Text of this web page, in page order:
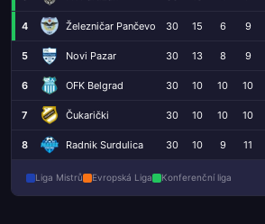
4 Železničar Pančevo 30 15 6 9
5 Novi Pazar 30 13 8 9
6 OFK Belgrad 30 10 10 10
7 Čukarički 30 10 10 10
8 Radnik Surdulica 30 10 9 11
Liga Mistrů Evropská Liga Konferenční liga